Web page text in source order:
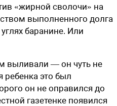
«жирной сволочи» на
выполненного долга
баранине. Или
выливали — он чуть не
ребенка это был
он не оправился до
газетенке появился